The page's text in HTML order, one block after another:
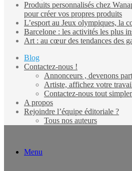
Produits personnalisés chez
pour créer vos propres produits
L’esport au Jeux olympiques, la
Barcelone : les activités les plus
Art : au cœur des tendances des
Blog
Contactez-nous !
Annonceurs , devenons
Artiste, affichez votre
Contactez-nous tout
A propos
Rejoindre l’équipe éditoriale ?
Tous nos auteurs
Menu